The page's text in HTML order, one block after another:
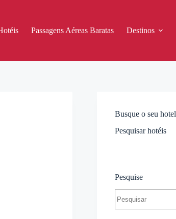
Passagens Aéreas Baratas Destinos
Busque o seu hotel
Pesquisar hotéis
Pesquise
resultados